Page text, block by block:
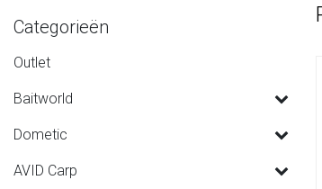
Categorieën
Outlet
Baitworld
Dometic
AVID Carp